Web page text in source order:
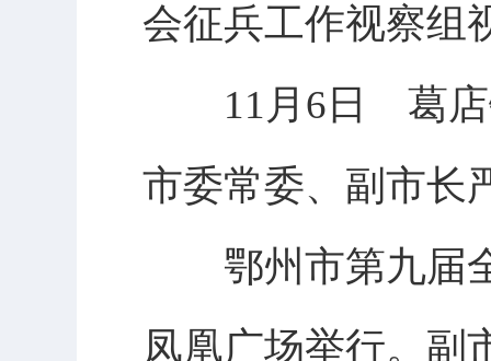
会征兵工作视察组
11月6日 葛店镇
市委常委、副市长
鄂州市第九届全
凤凰广场举行。副